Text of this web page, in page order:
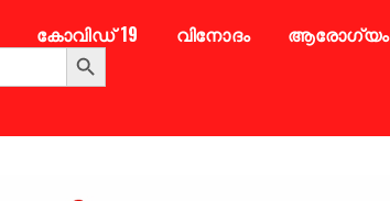
കോവിഡ് 19 വിനോദം ആരോഗ്യം
Search Button